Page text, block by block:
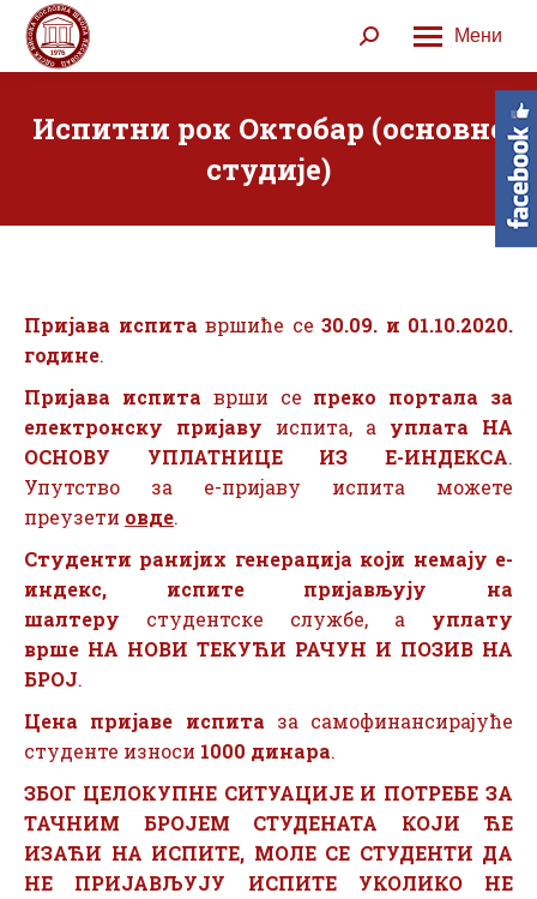
Мени
Search:
Испитни рок Октобар (основне
студије)
Пријава испита вршиће се 30.09. и 01.10.2020.
године.
Пријава испита врши се преко портала за
електронску пријаву испита, а уплата НА
ОСНОВУ УПЛАТНИЦЕ ИЗ Е-ИНДЕКСА.
Упутство за е-пријаву испита можете
преузети овде.
Студенти ранијих генерација који немају е-
индекс, испите пријављују на
шалтеру студентске службе, а уплату
врше НА НОВИ ТЕКУЋИ РАЧУН И ПОЗИВ НА
БРОЈ.
Цена пријаве испита за самофинансирајуће
студенте износи 1000 динара.
ЗБОГ ЦЕЛОКУПНЕ СИТУАЦИЈЕ И ПОТРЕБЕ ЗА
ТАЧНИМ БРОЈЕМ СТУДЕНАТА КОЈИ ЋЕ
ИЗАЋИ НА ИСПИТЕ, МОЛЕ СЕ СТУДЕНТИ ДА
НЕ ПРИЈАВЉУЈУ ИСПИТЕ УКОЛИКО НЕ